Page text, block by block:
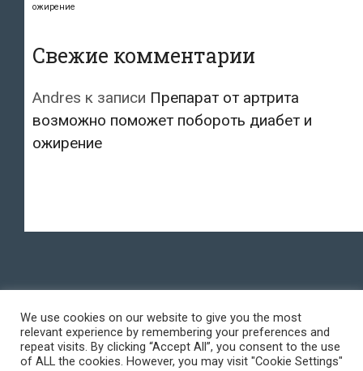
ожирение
Свежие комментарии
Andres к записи Препарат от артрита
возможно поможет побороть диабет и
ожирение
We use cookies on our website to give you the most
relevant experience by remembering your preferences and
repeat visits. By clicking “Accept All”, you consent to the use
of ALL the cookies. However, you may visit "Cookie Settings"